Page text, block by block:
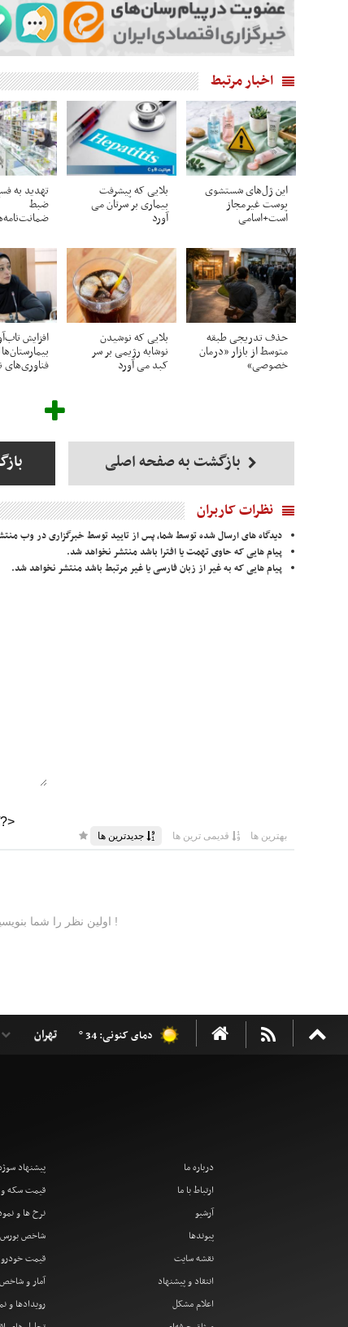
اخبار مرتبط
این ژل‌های شستشوی
پوست غیرمجاز
است+اسامی
بلایی که پیشرفت
بیماری بر سرتان می
آورد
تهدید به
ضبط
حذف تدریجی طبقه
متوسط از بازار «درمان
خصوصی»
بلایی که نوشیدن
نوشابه رژیمی بر سر
کبد می آورد
افزایش
بیمارستان‌ها
فناوری‌های
بازگشت به صفحه اصلی
نظرات کاربران
دیدگاه های ارسال شده توسط شما، پس از تایید توسط خبرگزاری در وب
پیام هایی که حاوی تهمت یا افترا باشد منتشر نخواهد شد.
پیام هایی که به غیر از زبان فارسی یا غیر مرتبط باشد منتشر نخواهد شد.
دمای کنونی: 34 °
درباره ما
ارتباط با ما
آرشیو
پیوندها
نقشه سایت
انتقاد و پیشنهاد
اعلام مشکل
پیشنهاد
قیمت سکه و
نرخ ها و
شاخص بورس
قیمت خودرو
آمار و
رویدادها و